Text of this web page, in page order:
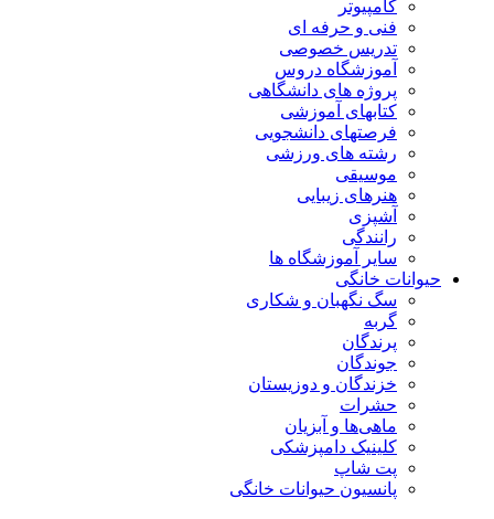
کامپیوتر
فنی و حرفه ای
تدریس خصوصی
آموزشگاه دروس
پروژه های دانشگاهی
کتابهای آموزشی
فرصتهای دانشجویی
رشته های ورزشی
موسیقی
هنرهای زیبایی
آشپزی
رانندگی
سایر آموزشگاه ها
حیوانات خانگی
سگ نگهبان و شکاری
گربه
پرندگان
جوندگان
خزندگان و دوزیستان
حشرات
ماهی‌ها و آبزیان
کلینیک دامپزشکی
پت شاپ
پانسیون حیوانات خانگی